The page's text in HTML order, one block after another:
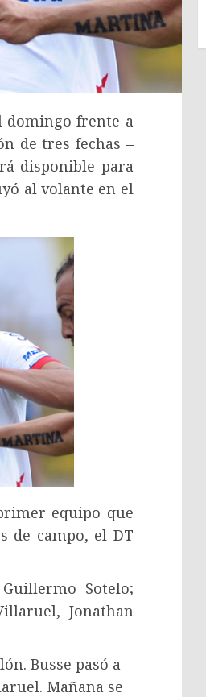
domingo frente a
de tres fechas –
disponible para
al volante en el
equipo que
de campo, el DT
Sotelo;
Jonathan
Busse pasó a
Mañana se